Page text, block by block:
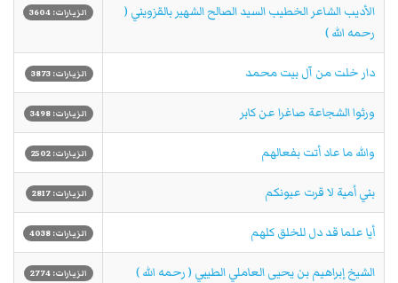
الأديب الشاعر الخطيب السيد الصالح الشهير بالقزويني (
رحمه الله )
الزيارات: 3604
دار خلت من آل بيت محمد الزيارات: 3873
ورثوا الشجاعة صاغرا عن كابر الزيارات: 3498
والله ما عاد أتت بفعالهم الزيارات: 2502
بني أمية لا قرت عيونكم الزيارات: 2817
أيا علما قد دل للخلق كلهم الزيارات: 4038
الشيخ إبراهيم بن يحيى العاملي الطيبي ( رحمه الله ) الزيارات: 2774